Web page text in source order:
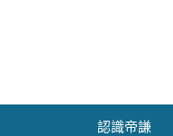
認識帝謙